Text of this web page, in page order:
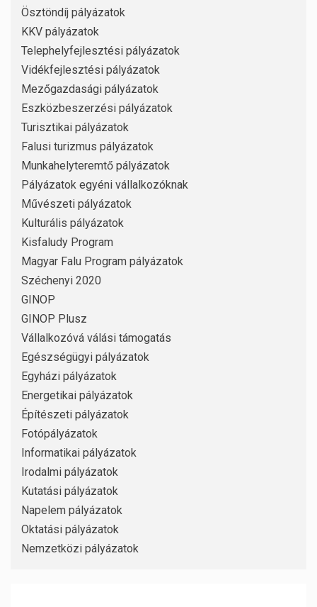
Ösztöndíj pályázatok
KKV pályázatok
Telephelyfejlesztési pályázatok
Vidékfejlesztési pályázatok
Mezőgazdasági pályázatok
Eszközbeszerzési pályázatok
Turisztikai pályázatok
Falusi turizmus pályázatok
Munkahelyteremtő pályázatok
Pályázatok egyéni vállalkozóknak
Művészeti pályázatok
Kulturális pályázatok
Kisfaludy Program
Magyar Falu Program pályázatok
Széchenyi 2020
GINOP
GINOP Plusz
Vállalkozóvá válási támogatás
Egészségügyi pályázatok
Egyházi pályázatok
Energetikai pályázatok
Építészeti pályázatok
Fotópályázatok
Informatikai pályázatok
Irodalmi pályázatok
Kutatási pályázatok
Napelem pályázatok
Oktatási pályázatok
Nemzetközi pályázatok